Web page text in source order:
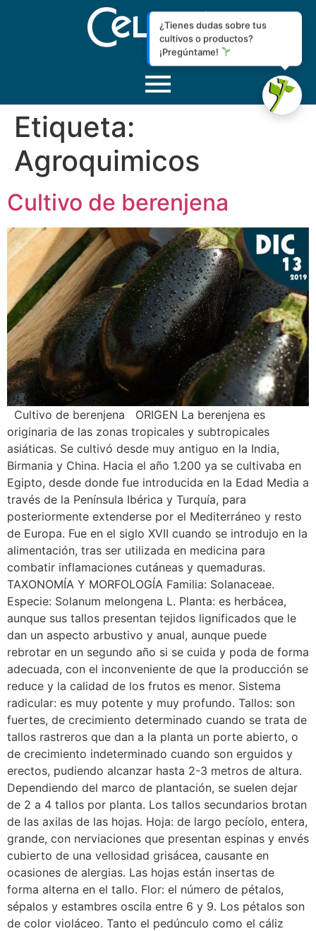
¿Tienes dudas sobre tus
cultivos o productos?
¡Pregúntame!
Etiqueta:
Agroquimicos
Cultivo de berenjena
Cultivo de berenjena ORIGEN La berenjena es
originaria de las zonas tropicales y subtropicales
asiáticas. Se cultivó desde muy antiguo en la India,
Birmania y China. Hacia el año 1.200 ya se cultivaba en
Egipto, desde donde fue introducida en la Edad Media a
través de la Península Ibérica y Turquía, para
posteriormente extenderse por el Mediterráneo y resto
de Europa. Fue en el siglo XVII cuando se introdujo en la
alimentación, tras ser utilizada en medicina para
combatir inflamaciones cutáneas y quemaduras.
TAXONOMÍA Y MORFOLOGÍA Familia: Solanaceae.
Especie: Solanum melongena L. Planta: es herbácea,
aunque sus tallos presentan tejidos lignificados que le
dan un aspecto arbustivo y anual, aunque puede
rebrotar en un segundo año si se cuida y poda de forma
adecuada, con el inconveniente de que la producción se
reduce y la calidad de los frutos es menor. Sistema
radicular: es muy potente y muy profundo. Tallos: son
fuertes, de crecimiento determinado cuando se trata de
tallos rastreros que dan a la planta un porte abierto, o
de crecimiento indeterminado cuando son erguidos y
erectos, pudiendo alcanzar hasta 2-3 metros de altura.
Dependiendo del marco de plantación, se suelen dejar
de 2 a 4 tallos por planta. Los tallos secundarios brotan
de las axilas de las hojas. Hoja: de largo pecíolo, entera,
grande, con nerviaciones que presentan espinas y envés
cubierto de una vellosidad grisácea, causante en
ocasiones de alergias. Las hojas están insertas de
forma alterna en el tallo. Flor: el número de pétalos,
sépalos y estambres oscila entre 6 y 9. Los pétalos son
de color violáceo. Tanto el pedúnculo como el cáliz